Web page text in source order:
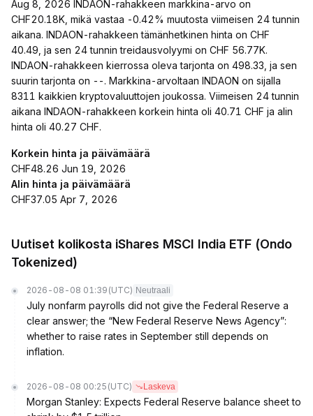
Aug 8, 2026 INDAON-rahakkeen markkina-arvo on
CHF20.18K, mikä vastaa -0.42% muutosta viimeisen 24 tunnin
aikana. INDAON-rahakkeen tämänhetkinen hinta on CHF
40.49, ja sen 24 tunnin treidausvolyymi on CHF 56.77K.
INDAON-rahakkeen kierrossa oleva tarjonta on 498.33, ja sen
suurin tarjonta on --. Markkina-arvoltaan INDAON on sijalla
8311 kaikkien kryptovaluuttojen joukossa. Viimeisen 24 tunnin
aikana INDAON-rahakkeen korkein hinta oli 40.71 CHF ja alin
hinta oli 40.27 CHF.
Korkein hinta ja päivämäärä
CHF48.26 Jun 19, 2026
Alin hinta ja päivämäärä
CHF37.05 Apr 7, 2026
Uutiset kolikosta iShares MSCI India ETF (Ondo
Tokenized)
2026-08-08 01:39 (UTC) Neutraali
July nonfarm payrolls did not give the Federal Reserve a
clear answer; the “New Federal Reserve News Agency”:
whether to raise rates in September still depends on
inflation.
2026-08-08 00:25 (UTC) Laskeva
Morgan Stanley: Expects Federal Reserve balance sheet to